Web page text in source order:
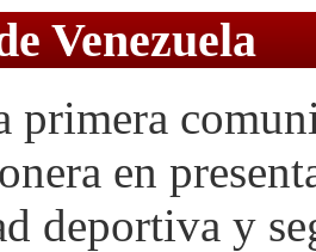
Venezuela
primera
en
deportiva y